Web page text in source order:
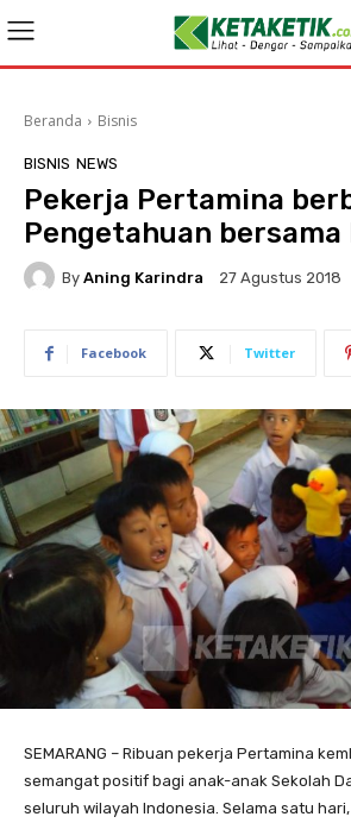
Beranda Bisnis
BISNIS NEWS
Pekerja Pertamina
Pengetahuan bersama
By Aning Karindra 27 Agustus 2018
Facebook Twitter
SEMARANG – Ribuan pekerja Pertamina
semangat positif bagi anak-anak Sekolah
seluruh wilayah Indonesia. Selama satu